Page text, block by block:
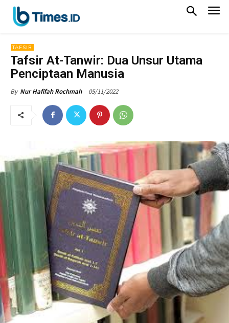
TAFSIR
Tafsir At-Tanwir: Dua Unsur Utama
Penciptaan Manusia
By Nur Hafifah Rochmah 05/11/2022